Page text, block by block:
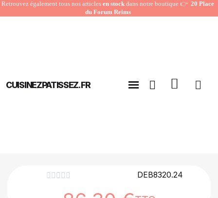
Retrouvez également tous nos articles en stock dans notre boutique 👉20 Place
du Forum Reims
CUISINEZPATISSEZ.FR
     DEB8320.24